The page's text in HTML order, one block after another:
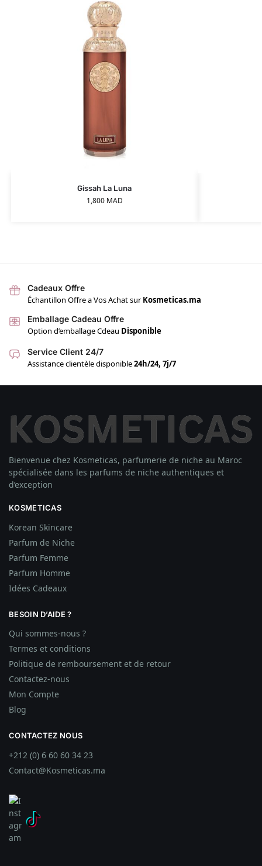
Gissah La Luna
1,800 MAD
Cadeaux Offre
Échantillon Offre a Vos Achat surKosmeticas.ma
Emballage Cadeau Offre
Option d’emballage Cdeau Disponible
Service Client 24/7
Assistance clientèle disponible24h/24, 7j/7
Bienvenue chez Kosmeticas, parfumerie de niche au Maroc
spécialisée dans les parfums de niche authentiques et
d’exception
KOSMETICAS
Korean Skincare
Parfum de Niche
Parfum Femme
Parfum Homme
Idées Cadeaux
BESOIN D’AIDE ?
Qui sommes-nous ?
Termes et conditions
Politique de remboursement et de retour
Contactez-nous
Mon Compte
Blog
CONTACTEZ NOUS
+212 (0) 6 60 60 34 23
Contact@Kosmeticas.ma